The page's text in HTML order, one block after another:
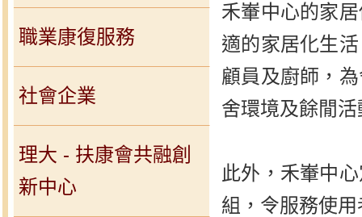
職業康復服務
社會企業
理大 - 扶康會共融創
新中心
禾輋中心的家
適的家居化生
顧員及廚師，
舍環境及餘閒
此外，禾輋中
組，令服務使